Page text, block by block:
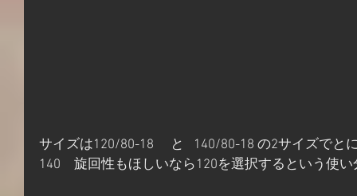
サイズは120/80-18 　と   140/80-18 の2サイズでと
140　旋回性もほしいなら120を選択するという使